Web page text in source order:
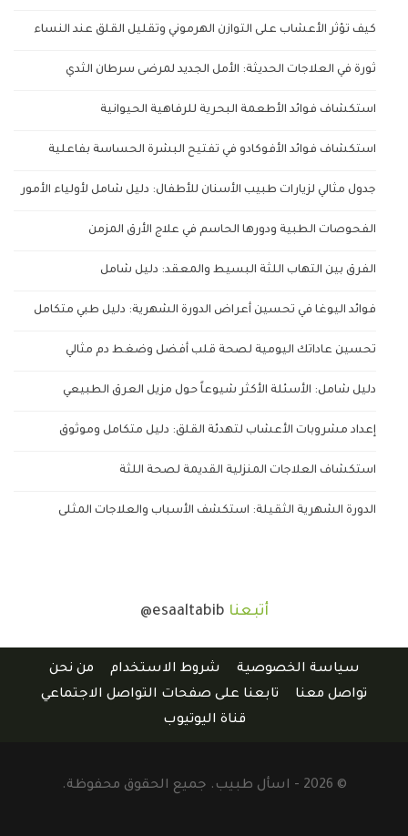
كيف تؤثر الأعشاب على التوازن الهرموني وتقليل القلق عند النساء
ثورة في العلاجات الحديثة: الأمل الجديد لمرضى سرطان الثدي
استكشاف فوائد الأطعمة البحرية للرفاهية الحيوانية
استكشاف فوائد الأفوكادو في تفتيح البشرة الحساسة بفاعلية
جدول مثالي لزيارات طبيب الأسنان للأطفال: دليل شامل لأولياء الأمور
الفحوصات الطبية ودورها الحاسم في علاج الأرق المزمن
الفرق بين التهاب اللثة البسيط والمعقد: دليل شامل
فوائد اليوغا في تحسين أعراض الدورة الشهرية: دليل طبي متكامل
تحسين عاداتك اليومية لصحة قلب أفضل وضغط دم مثالي
دليل شامل: الأسئلة الأكثر شيوعاً حول مزيل العرق الطبيعي
إعداد مشروبات الأعشاب لتهدئة القلق: دليل متكامل وموثوق
استكشاف العلاجات المنزلية القديمة لصحة اللثة
الدورة الشهرية الثقيلة: استكشف الأسباب والعلاجات المثلى
أتبعنا @esaaltabib
سياسة الخصوصية شروط الاستخدام
من نحن
تواصل معنا
تابعنا على صفحات التواصل الاجتماعي
قناة اليوتيوب
© 2026 - اسأل طبيب. جميع الحقوق محفوظة.